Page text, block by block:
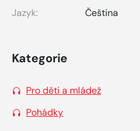
Jazyk:
Čeština
Kategorie
Pro děti a mládež
Pohádky